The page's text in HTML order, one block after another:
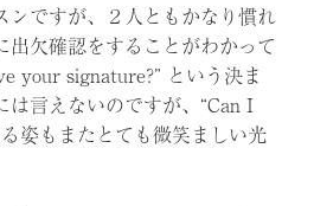
ンですが、２人ともかなり慣れ
出欠確認をすることがわかって
your signature?” という決ま
は言えないのですが、“Can I
姿もまたとても微笑ましい光